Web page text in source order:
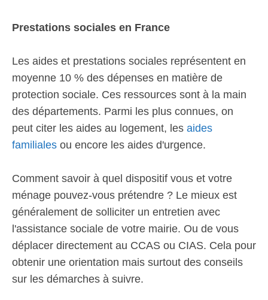
Prestations sociales en France
Les aides et prestations sociales représentent en
moyenne 10 % des dépenses en matière de
protection sociale. Ces ressources sont à la main
des départements. Parmi les plus connues, on
peut citer les aides au logement, les aides
familiales ou encore les aides d'urgence.
Comment savoir à quel dispositif vous et votre
ménage pouvez-vous prétendre ? Le mieux est
généralement de solliciter un entretien avec
l'assistance sociale de votre mairie. Ou de vous
déplacer directement au CCAS ou CIAS. Cela pour
obtenir une orientation mais surtout des conseils
sur les démarches à suivre.